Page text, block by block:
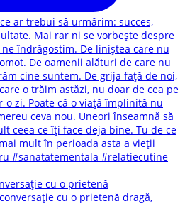
cu o prietenă